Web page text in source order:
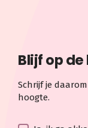
Blijf op
Schrijf je
hoogte.